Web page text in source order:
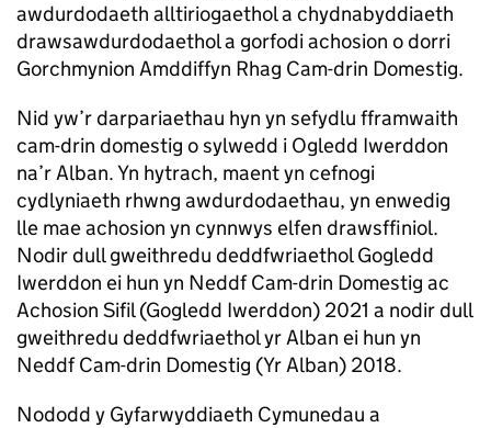
awdurdodaeth alltiriogaethol a chydnabyddiaeth
drawsawdurdodaethol a gorfodi achosion o dorri
Gorchmynion Amddiffyn Rhag Cam-drin Domestig.
Nid yw’r darpariaethau hyn yn sefydlu fframwaith
cam-drin domestig o sylwedd i Ogledd Iwerddon
na’r Alban. Yn hytrach, maent yn cefnogi
cydlyniaeth rhwng awdurdodaethau, yn enwedig
lle mae achosion yn cynnwys elfen drawsffiniol.
Nodir dull gweithredu deddfwriaethol Gogledd
Iwerddon ei hun yn Neddf Cam-drin Domestig ac
Achosion Sifil (Gogledd Iwerddon) 2021 a nodir dull
gweithredu deddfwriaethol yr Alban ei hun yn
Neddf Cam-drin Domestig (Yr Alban) 2018.
Nododd y Gyfarwyddiaeth Cymunedau a